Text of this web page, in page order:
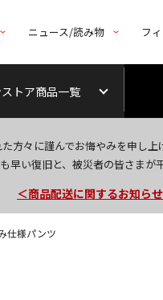
ニュース/読み物 フ
トア商品一覧
方々に謹んでお悔やみを申し
早い復旧と、被災者の皆さまが
今なら新規会員登録で
＜商品配送に関するお知ら
＜夏季休暇中のご注文・発送
仕様パンツ